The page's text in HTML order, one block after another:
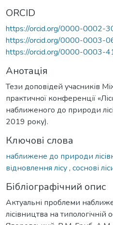
ORCID
https://orcid.org/0000-0002-
https://orcid.org/0000-0003-
https://orcid.org/0000-0003-
Анотація
Тези доповідей учасників
практичної конференції
наближеного до природи
2019 року).
Ключові слова
наближене до природи
відновлення лісу, соснові
Бібліографічний опис
Актуальні проблеми
лісівництва на